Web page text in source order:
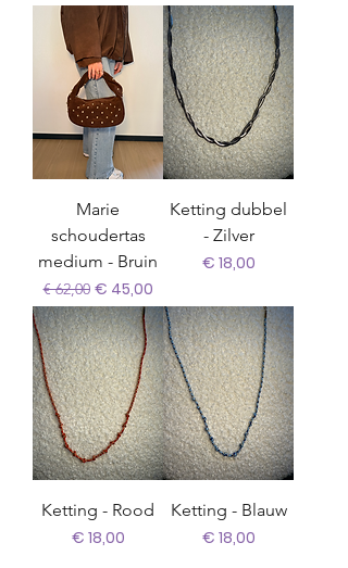
Marie
schoudertas
medium - Bruin
Normale prijs
€ 62,00 Verkoopprijs
€ 45,00
Ketting dubbel
- Zilver
Prijs
€ 18,00
Ketting - Rood
Prijs
€ 18,00
Ketting - Blauw
Prijs
€ 18,00